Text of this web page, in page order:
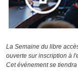
La Semaine du libre
ouverte sur inscription à
Cet événement se